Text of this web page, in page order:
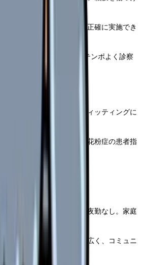
査の目的と手順を理解し、正確に実施でき
の外来患者数が多いため、テンポよく診察
こと
資格
成研修修了：
補聴器のフィッティングに
士：
アレルギー性鼻炎・花粉症の患者指
ット5つ
活：
クリニック勤務なら夜勤なし。家庭
い患者層：
年齢層の幅が広く、コミュニ